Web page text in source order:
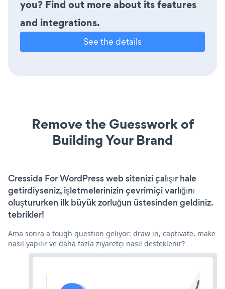
you? Find out more about its features
and integrations.
See the details
Remove the Guesswork of
Building Your Brand
Cressida For WordPress web sitenizi çalışır hale
getirdiyseniz, işletmelerinizin çevrimiçi varlığını
oluştururken ilk büyük zorluğun üstesinden geldiniz.
tebrikler!
Ama sonra a tough question geliyor: draw in, captivate, make
nasıl yapılır ve daha fazla ziyaretçi nasıl desteklenir?